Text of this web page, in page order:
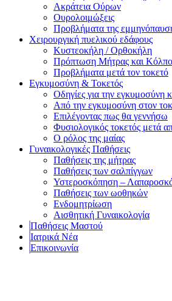
Ακράτεια Ούρων
Ουρολοιμώξεις
Προβλήματα της
Χειρουργική πυελικού εδάφους
Κυστεοκήλη / Ορθοκήλη
Πρόπτωση Μήτρας και
Προβλήματα μετά τον τοκετό
Εγκυμοσύνη & Τοκετός
Οδηγίες για την εγκυμοσύνη
Από την εγκυμοσύνη στον
Επιλέγοντας πως θα γεννήσω
Φυσιολογικός τοκετός μετά
Ο ρόλος της μαίας
Γυναικολογικές Παθήσεις
Παθήσεις της μήτρας
Παθήσεις των σαλπίγγων
Υστεροσκόπηση –
Παθήσεις των ωοθηκών
Ενδομητρίωση
Αισθητική Γυναικολογία
Παθήσεις Μαστού
Ιατρικά Νέα
Επικοινωνία